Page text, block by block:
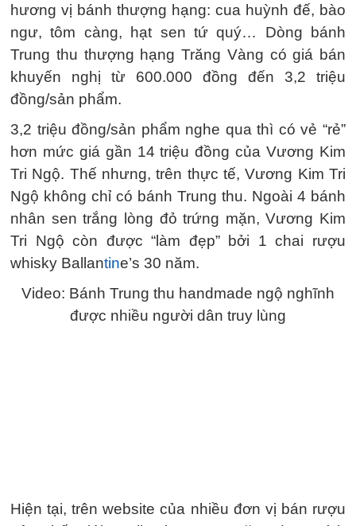
hương vị bánh thượng hạng: cua huỳnh đế, bào
ngư, tôm càng, hạt sen tứ quý… Dòng bánh
Trung thu thượng hạng Trăng Vàng có giá bán
khuyến nghị từ 600.000 đồng đến 3,2 triệu
đồng/sản phẩm.
3,2 triệu đồng/sản phẩm nghe qua thì có vẻ “rẻ”
hơn mức giá gần 14 triệu đồng của Vương Kim
Tri Ngộ. Thế nhưng, trên thực tế, Vương Kim Tri
Ngộ không chỉ có bánh Trung thu. Ngoài 4 bánh
nhân sen trắng lòng đỏ trứng mặn, Vương Kim
Tri Ngộ còn được “làm đẹp” bởi 1 chai rượu
whisky Ballantine’s 30 năm.
Video: Bánh Trung thu handmade ngộ nghĩnh
được nhiều người dân truy lùng
Hiện tại, trên website của nhiều đơn vị bán rượu